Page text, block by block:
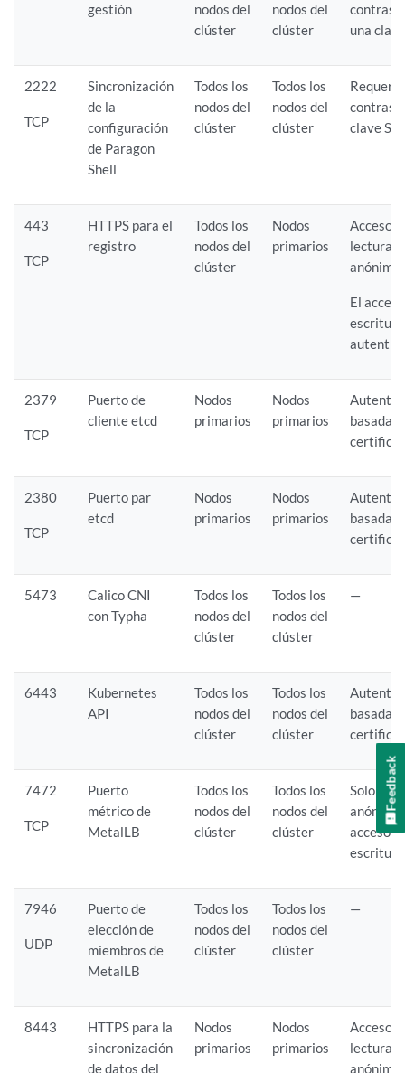
gestión
nodos del
clúster
nodos del
clúster
una
2222
TCP
Sincronización
de la
configuración
de Paragon
Shell
Todos los
nodos del
clúster
Todos los
nodos del
clúster
Requerir
clave
443
TCP
HTTPS para el
registro
Todos los
nodos del
clúster
Nodos
primarios
Acceso
lectura
anónimo
El
2379
TCP
Puerto de
cliente etcd
Nodos
primarios
Nodos
primarios
basada
2380
TCP
Puerto par
etcd
Nodos
primarios
Nodos
primarios
basada
5473
Calico CNI
con Typha
Todos los
nodos del
clúster
Todos los
nodos del
clúster
—
6443
Kubernetes
API
Todos los
nodos del
clúster
Todos los
nodos del
clúster
basada
7472
TCP
Puerto
métrico de
MetalLB
Todos los
nodos del
clúster
Todos los
nodos del
clúster
Solo
acceso
escritura
7946
UDP
Puerto de
elección de
miembros de
MetalLB
Todos los
nodos del
clúster
Todos los
nodos del
clúster
—
8443
HTTPS para la
sincronización
de datos del
Nodos
primarios
Nodos
primarios
Acceso
lectura
anónimo
Feedback